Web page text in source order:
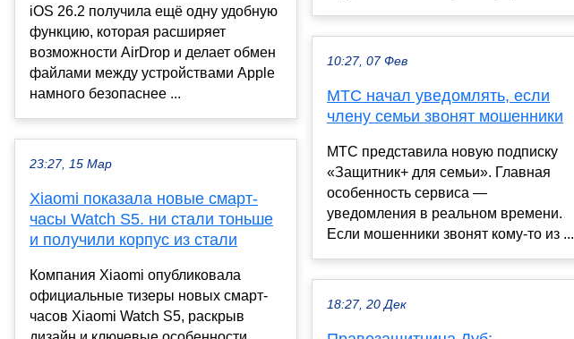
iOS 26.2 получила ещё одну удобную
функцию, которая расширяет
возможности AirDrop и делает обмен
файлами между устройствами Apple
намного безопаснее ...
23:27, 15 Мар
Xiaomi показала новые смарт-
часы Watch S5. ни стали тоньше
и получили корпус из стали
Компания Xiaomi опубликовала
официальные тизеры новых смарт-
часов Xiaomi Watch S5, раскрыв
10:27, 07 Фев
МТС начал уведомлять, если
члену семьи звонят мошенники
МТС представила новую подписку
«Защитник+ для семьи». Главная
особенность сервиса —
уведомления в реальном времени.
Если мошенники звонят кому-то из ...
18:27, 20 Дек